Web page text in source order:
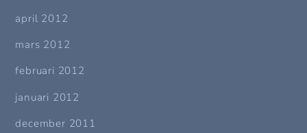
april 2012
mars 2012
februari 2012
januari 2012
december 2011